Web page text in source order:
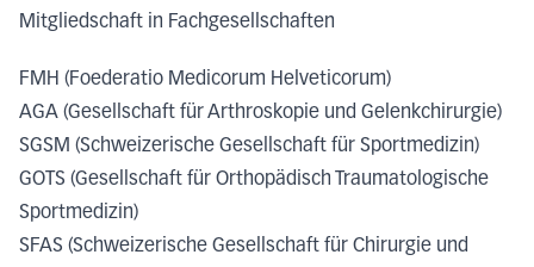
Mitgliedschaft in Fachgesellschaften
FMH (Foederatio Medicorum Helveticorum)
AGA (Gesellschaft für Arthroskopie und Gelenkchirurgie)
SGSM (Schweizerische Gesellschaft für Sportmedizin)
GOTS (Gesellschaft für Orthopädisch Traumatologische
Sportmedizin)
SFAS (Schweizerische Gesellschaft für Chirurgie und